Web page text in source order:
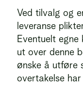
Ved tilvalg og
leveranse
Eventuelt egne
ut over denne
ønske å utføre
overtakelse